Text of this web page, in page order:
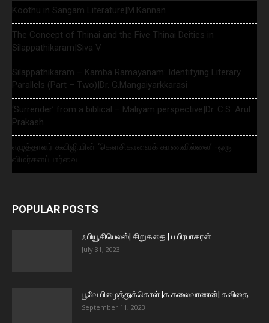
Koothu in Sangam Literature|M.Kannan
The Concept of Thinai and the Five Thinai Deities in
Silappathikaram|Siva V
Silappathikaram – Kamba Ramayanam: Identifying Literary
Parallels (Part – Two)|Dr. G.Mangaiyarkkarasi
‘Surrender’ from a biblical – Maliyam perspective|Dr. C.S. Arul
Prakash
எழுத்தாளர் கவிஜியின் ‘கௌசிகாவைக் காணவில்லை’ -ஒரு
விமர்சனப்பார்வை
POPULAR POSTS
ஃபியூசிபெலஸ்| சிறுகதை | ப.பிரபாகரன்
July 31, 2023
பூவே பிழைத்துக்கொள் |க.கலைவாணன்| கவிதை
September 11, 2023